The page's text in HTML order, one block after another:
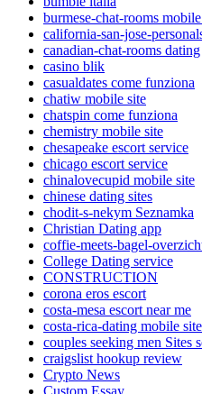
burmese-chat-rooms
california-san-jose-
canadian-chat-rooms dating
casino blik
casualdates come funziona
chatiw mobile site
chatspin come funziona
chemistry mobile site
chesapeake escort service
chicago escort service
chinalovecupid mobile site
chinese dating sites
chodit-s-nekym Seznamka
Christian Dating app
coffie-meets-bagel-
College Dating service
CONSTRUCTION
corona eros escort
costa-mesa escort near me
costa-rica-dating mobile site
couples seeking men Sites
craigslist hookup review
Crypto News
Custom Essay